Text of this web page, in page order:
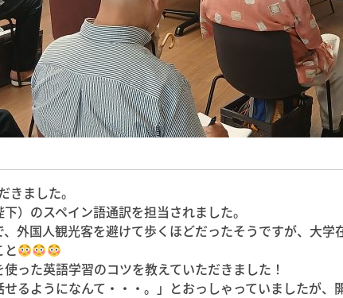
ました。
）のスペイン語通訳を担当されました。
外国人観光客を避けて歩くほどだったそうですが、大
った英語学習のコツを教えていただきました！
るようになんて・・・。」とおっしゃっていましたが